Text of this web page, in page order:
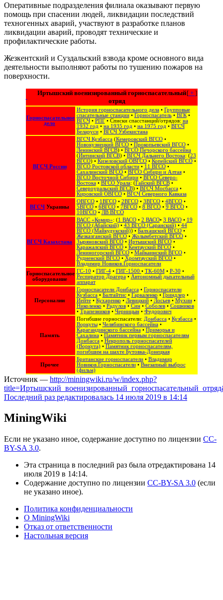
Оперативные подразделения филиала оказывают первую
помощь при спасении людей, ликвидации последствий
техногенных аварий, участвуют в разработке планов
ликвидации аварий, проводят технические и
профилактические работы.
Жезкентский и Суздальский взвода кроме основного вида
деятельности выполняют работы по тушению пожаров на
поверхности.
[+ ]
Иртышский военизированный горноспасательный
отряд
Горноспасательное
дело
История горноспасательного дела• Групповые
спасательные станции• Горноспасатель• ВГК•
ВГСЧ• РПГ• Списки спасстанций/отрядов: на
1932 год • на 1935 год • на 1975 год • ВГСЧ
Беларуси• ВГСЧ Узбекистана
ВГСЧ России
ВГСЧ Кузбасса(Кемеровский ВГСО•
Новокузнецкий ВГСО• Прокопьевский ВГСО•
Ленинский ВГСВ) • ВГСО Печорского бассейна
(Интинский ВГСВ) • ВГСЧ Дальнего Востока: (23
ВГСО) • Кизеловский ОВГСО• Копейский ВГСО•
ВГСО Ростовской области• 11 ВГСО•
Сахалинский ВГСО‎ • ВГСО Сибири и Алтая‎ •
ВГСО Восточной Сибири• ВГСО Северо-
Востока‎‎ • ВГСО Урала: (Гайский ВГСВ•
Североуральский ВГСВ) • ВГСЧ Мосбасса•
Кировский ОВГСО• ВГСЧ Северного Кавказа
ВГСЧ Украины
ОВГСО• 1ВГСО• 2ВГСО• 3ВГСО• 4ВГСО•
5ВГСО• 6ВГСО• 7ВГСО• 8 ВГСО• 9 ВГСО•
10ВГСО• ЛВ ВГСО
ВГСЧ Казахстана
ВАСС «Комир»: (1 ВАСО• 2 ВАСО• 3 ВАСО• 19
ВГСО (Абайский)• 43 ВГСО (Саранский)• 44
ВГСО (Майкудукский)) • Балхашский ВГСО•
Жезказганский ВГСО• Жолымбетский ВГСО•
Зыряновский ВГСО• Иртышский ВГСО•
Каражалский ВГСО• Кентауский ВГСО•
Лениногорский ВГСО• Майкаинский ВГСО•
Рудненский ВГСО• Хромтауский ВГСО•
Владимир Новиков.Горноспасатели
Горноспасательное
оборудование
ГС-10 • ГИГ-4• ГИГ-1500 • ТК-60М• Р-30 •
Респиратор Драгера• Автономный дыхательный
аппарат
Персоналии
Горноспасатели Донбасса• Горноспасатели
Кузбасса• Балтайтис• Гаркаленко • Гриндлер •
Иейте• Кухаренко • Левицкий• Лосьев• Мухин•
Николенко • Радулов• Син• Соболев• Сошников
• Трапезников• Черницын• Федорович
Память
Погибшие горноспасатели: Донбасса• Кузбасса•
Воркуты• Челябинского бассейна•
Карагандинского бассейна• Приморья и
Сахалина• Памятник первым горноспасателям
Донбасса• Некрополь горноспасателей
(Воркута)• Памятник горноспасателям,
погибшим на шахте Бутовка-Донецкая
Прочее
Британские горноспасатели• Владимир
Новиков.Горноспасатели• Внезапный выброс
(фильм)
Источник — http://miningwiki.ru/w/index.php?
Последний раз редактировалась 14 июля 2019 в 14:14
MiningWiki
Если не указано иное, содержание доступно по лицензии CC-
BY-SA 3.0.
Эта страница в последний раз была отредактирована 14
июля 2019 в 14:14.
Содержание доступно по лицензии CC-BY-SA 3.0 (если
не указано иное).
Политика конфиденциальности
О MiningWiki
Отказ от ответственности
Настольная версия